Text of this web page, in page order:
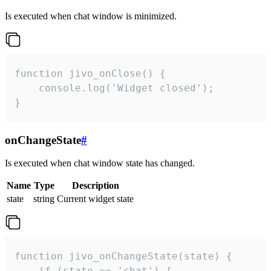
Is executed when chat window is minimized.
function jivo_onClose() {
    console.log('Widget closed');
}
onChangeState#
Is executed when chat window state has changed.
Name Type
Description
state
string Current widget state
function jivo_onChangeState(state) {